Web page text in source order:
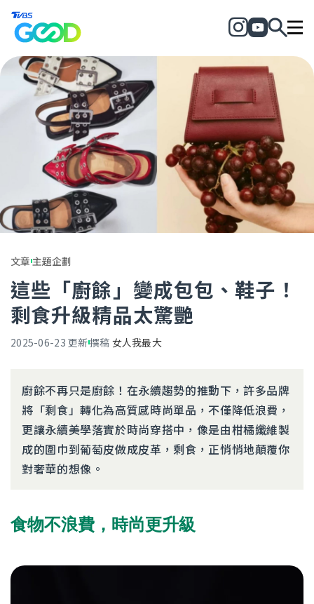
文章主題企劃
這些「廚餘」變成包包、鞋子！
剩食升級精品太驚艷
2025-06-23 更新撰稿 女人我最大
廚餘不再只是廚餘！在永續趨勢的推動下，許多品牌
將「剩食」轉化為高質感時尚單品，不僅降低浪費，
更讓永續美學落實於時尚穿搭中，像是由柑橘纖維製
成的圍巾到葡萄皮做成皮革，剩食，正悄悄地顛覆你
對奢華的想像。
食物不浪費，時尚更升級